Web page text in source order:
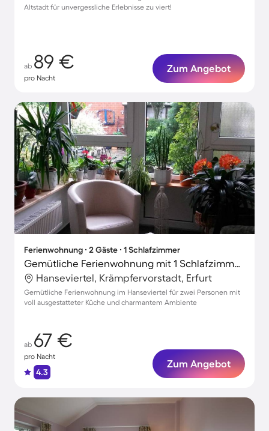
Altstadt für unvergessliche Erlebnisse zu viert!
ab 89 €
pro Nacht
Zum Angebot
Ferienwohnung ∙ 2 Gäste ∙ 1 Schlafzimmer
Gemütliche Ferienwohnung mit 1 Schlafzimmer für 2 Personen
Hanseviertel, Krämpfervorstadt, Erfurt
Gemütliche Ferienwohnung im Hanseviertel für zwei Personen mit
voll ausgestatteter Küche und charmantem Ambiente
ab 67 €
pro Nacht
4.3
Zum Angebot